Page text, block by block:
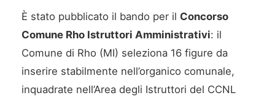
È stato pubblicato il bando per il Concorso
Comune Rho Istruttori Amministrativi: il
Comune di Rho (MI) seleziona 16 figure da
inserire stabilmente nell’organico comunale,
inquadrate nell’Area degli Istruttori del CCNL